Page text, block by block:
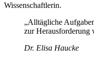
Wissenschaftlerin.
„Alltägliche
zur Herausforderung
Dr. Elisa Haucke